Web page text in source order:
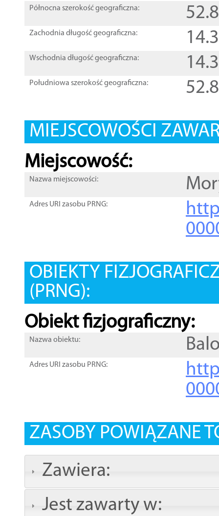
Północna szerokość geograficzna:
Zachodnia długość geograficzna:
Wschodnia długość geograficzna:
Południowa szerokość geograficzna:
MIEJSCOWOŚCI
Miejscowość:
Nazwa miejscowości:
Adres URI zasobu PRNG:
OBIEKTY
(PRNG):
Obiekt fizjograficzny:
Nazwa obiektu:
Adres URI zasobu PRNG:
ZASOBY POWIĄZANE
Zawiera:
Jest zawarty w: